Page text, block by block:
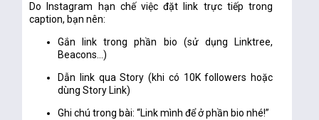
Do Instagram hạn chế việc đặt link trực tiếp trong
caption, bạn nên:
Gắn link trong phần bio (sử dụng Linktree,
Beacons…)
Dẫn link qua Story (khi có 10K followers hoặc
dùng Story Link)
Ghi chú trong bài: “Link mình để ở phần bio nhé!”